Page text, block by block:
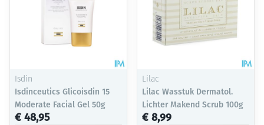
Isdin
Isdinceutics Glicoisdin 15
Moderate Facial Gel 50g
€ 48,95
Lilac
Lilac Wasstuk Dermatol.
Lichter Makend Scrub 100g
€ 8,99